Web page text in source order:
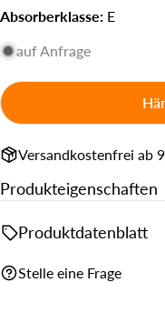
Absorberklasse: E
auf Anfrage
Versandkostenfrei ab
Produkteigenschaften
Produktdatenblatt
Stelle eine Frage